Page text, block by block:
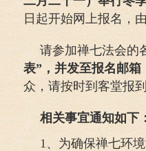
日起开始网上报名，
请参加禅七法会的
表” ，并发至报名邮
众，请按时到客堂报
相关事宜通知如下
1、为确保禅七环